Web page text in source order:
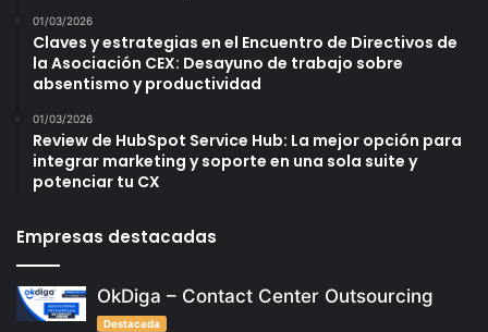
01/03/2026
Claves y estrategias en el Encuentro de Directivos de
la Asociación CEX: Desayuno de trabajo sobre
absentismo y productividad
01/03/2026
Review de HubSpot Service Hub: La mejor opción para
integrar marketing y soporte en una sola suite y
potenciar tu CX
Empresas destacadas
OkDiga – Contact Center Outsourcing
Destacada